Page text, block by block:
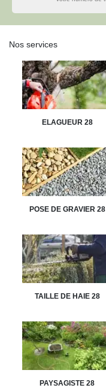
Nos services
ELAGUEUR 28
POSE DE GRAVIER 28
TAILLE DE HAIE 28
PAYSAGISTE 28